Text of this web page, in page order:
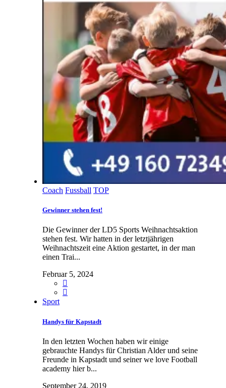
Coach Fussball TOP
Gewinner stehen fest!
Die Gewinner der LD5 Sports Weihnachtsaktion
stehen fest. Wir hatten in der letztjährigen
Weihnachtszeit eine Aktion gestartet, in der man
einen Trai...
Februar 5, 2024
Sport
Handys für Kapstadt
In den letzten Wochen haben wir einige
gebrauchte Handys für Christian Alder und seine
Freunde in Kapstadt und seiner we love Football
academy hier b...
September 24, 2019